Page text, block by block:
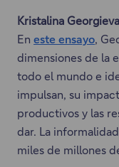
e
v
a
p
e
s
t
a
a
b
r
i
r
á
e
n
Kristalina
En este ensayo
E
s
t
e
e
n
l
,
dimensiones de la
todo el mundo e
impulsan, su
productivos y las
dar. La
miles de millones